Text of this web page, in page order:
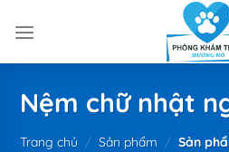
Nệm chữ nhật
Trang chủ / Sản phẩm / Sản